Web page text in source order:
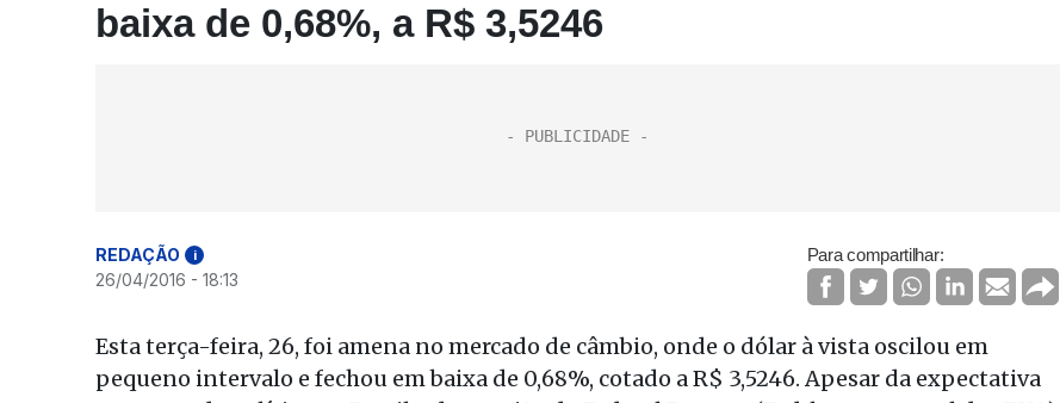
baixa de 0,68%, a R$ 3,5246
REDAÇÃO i
26/04/2016 - 18:13
Para compartilhar:
Esta terça-feira, 26, foi amena no mercado de câmbio, onde o dólar à vista oscilou em
pequeno intervalo e fechou em baixa de 0,68%, cotado a R$ 3,5246. Apesar da expectativa